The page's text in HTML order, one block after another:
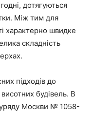
дотягуються
Між тим для
характерно швидке
складність
підходів до
будівель. В
уряду Москви № 1058-